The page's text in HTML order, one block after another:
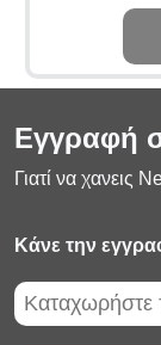
Εγγραφή
Γιατί να χανεις
Κάνε την